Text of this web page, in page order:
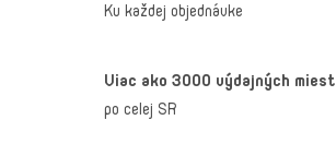
Ku každej objednávke
Viac ako 3000 výdajných miest
po celej SR